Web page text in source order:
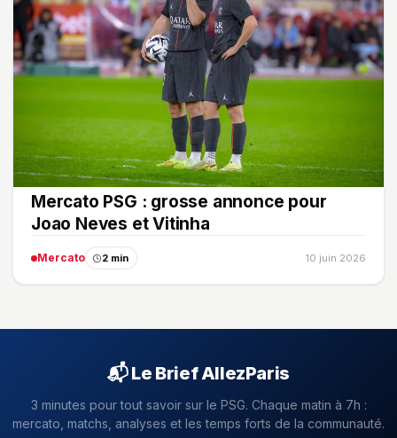
Mercato PSG : grosse annonce pour
Joao Neves et Vitinha
Mercato 2 min 10 juin 2026
📬 Le Brief AllezParis
3 minutes pour tout savoir sur le PSG. Chaque matin à 7h :
mercato, matchs, analyses et les temps forts de la communauté.